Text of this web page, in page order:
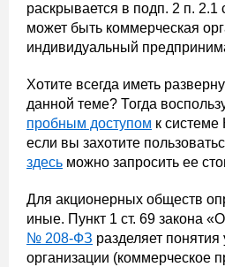
раскрывается в подп. 2 п. 2.1
может быть коммерческая
индивидуальный
Хотите всегда иметь
данной теме? Тогда
пробным доступом к
если вы захотите
здесь можно запросить ее
Для акционерных обществ
иные. Пункт 1 ст. 69 закона
№ 208-ФЗ разделяет
организации (коммерческое